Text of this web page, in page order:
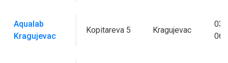
Aqualab
Kragujevac
Kopitareva 5 Kragujevac